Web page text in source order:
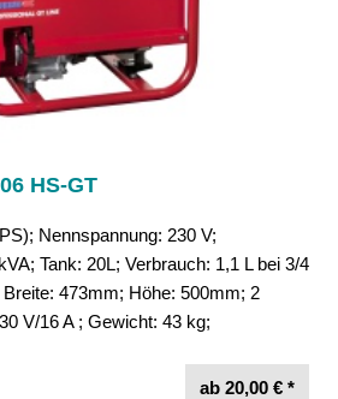
HS-GT
Nennspannung: 230 V;
Tank: 20L; Verbrauch: 1,1 L bei 3/4
473mm; Höhe: 500mm; 2
V/16 A ; Gewicht: 43 kg;
ab 20,00 € *